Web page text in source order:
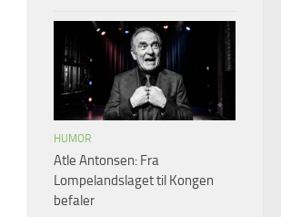
HUMOR
Atle Antonsen: Fra
Lompelandslaget til Kongen
befaler